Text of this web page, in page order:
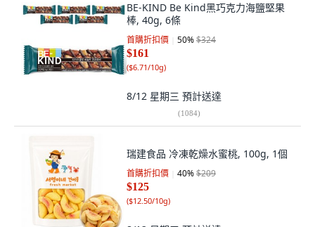
BE-KIND Be Kind黑巧克力海鹽堅果
棒, 40g, 6條
首購折扣價 50%$324
$161
($6.71/10g)
8/12 星期三 預計送達
(1084)
瑞建食品 冷凍乾燥水蜜桃, 100g, 1個
首購折扣價 40%$209
$125
($12.50/10g)